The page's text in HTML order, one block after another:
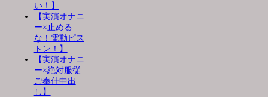
い！】
【実演オナニ
ー×止める
な！電動ピス
トン！】
【実演オナニ
ー×絶対服従
ご奉仕中出
し】